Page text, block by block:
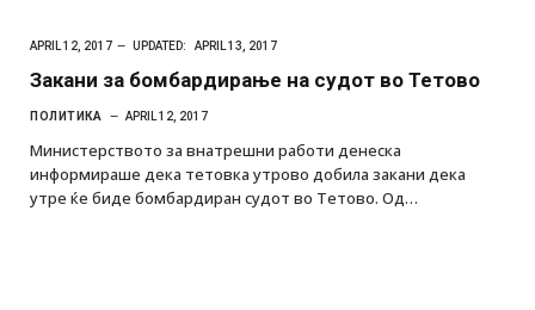
APRIL 12, 2017 UPDATED: APRIL 13, 2017
Закани за бомбардирање на судот во Тетово
ПОЛИТИКА APRIL 12, 2017
Министерството за внатрешни работи денеска
информираше дека тетовка утрово добила закани дека
утре ќе биде бомбардиран судот во Тетово. Од…